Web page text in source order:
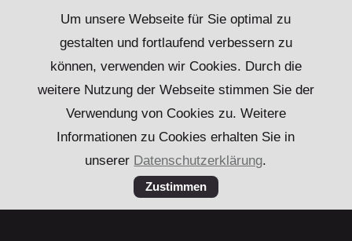
Um unsere Webseite für Sie optimal zu
gestalten und fortlaufend verbessern zu
können, verwenden wir Cookies. Durch die
weitere Nutzung der Webseite stimmen Sie der
Verwendung von Cookies zu. Weitere
Informationen zu Cookies erhalten Sie in
unserer Datenschutzerklärung.